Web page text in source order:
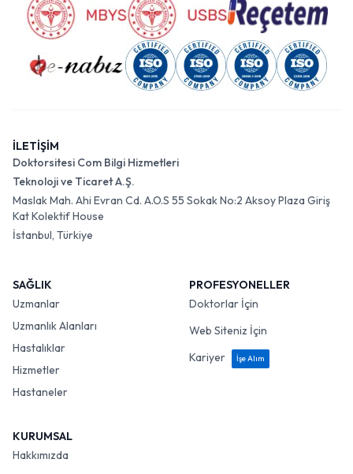
İLETİŞİM
Doktorsitesi Com Bilgi Hizmetleri
Teknoloji ve Ticaret A.Ş.
Maslak Mah. Ahi Evran Cd. A.O.S 55 Sokak No:2 Aksoy Plaza Giriş
Kat Kolektif House
İstanbul, Türkiye
SAĞLIK
Uzmanlar
Uzmanlık Alanları
Hastalıklar
Hizmetler
Hastaneler
PROFESYONELLER
Doktorlar İçin
Web Siteniz İçin
Kariyer
İşe Alım
KURUMSAL
Hakkımızda